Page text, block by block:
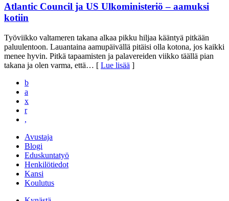
Atlantic Council ja US Ulkoministeriö – aamuksi
kotiin
Työviikko valtameren takana alkaa pikku hiljaa kääntyä pitkään
paluulentoon. Lauantaina aamupäivällä pitäisi olla kotona, jos kaikki
menee hyvin. Pitkä tapaamisten ja palavereiden viikko täällä pian
takana ja olen varma, että… [ Lue lisää ]
b
a
x
r
,
Avustaja
Blogi
Eduskuntatyö
Henkilötiedot
Kansi
Koulutus